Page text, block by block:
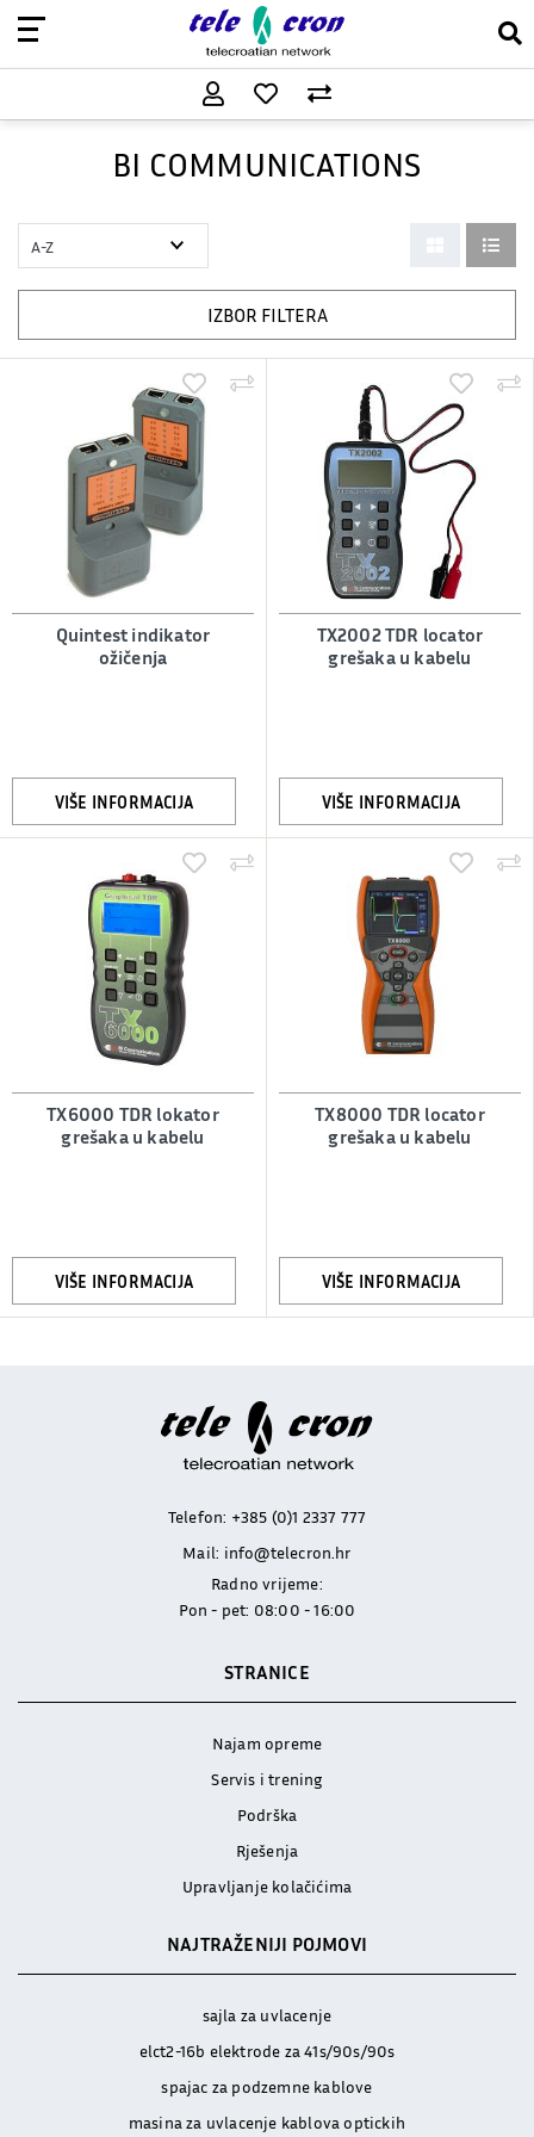
BI COMMUNICATIONS
IZBOR FILTERA
Quintest indikator
ožičenja
VIŠE INFORMACIJA
TX2002 TDR locator
grešaka u kabelu
VIŠE INFORMACIJA
TX6000 TDR lokator
grešaka u kabelu
VIŠE INFORMACIJA
TX8000 TDR locator
grešaka u kabelu
VIŠE INFORMACIJA
Telefon: +385 (0)1 2337 777
Mail: info@telecron.hr
Radno vrijeme:
Pon - pet: 08:00 - 16:00
STRANICE
Najam opreme
Servis i trening
Podrška
Rješenja
Upravljanje kolačićima
NAJTRAŽENIJI POJMOVI
sajla za uvlacenje
elct2-16b elektrode za 41s/90s/90s
spajac za podzemne kablove
masina za uvlacenje kablova optickih